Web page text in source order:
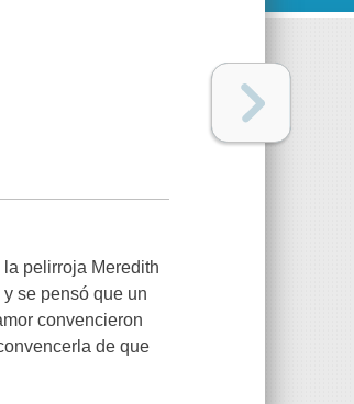
pelirroja Meredith
se pensó que un
convencieron
de que